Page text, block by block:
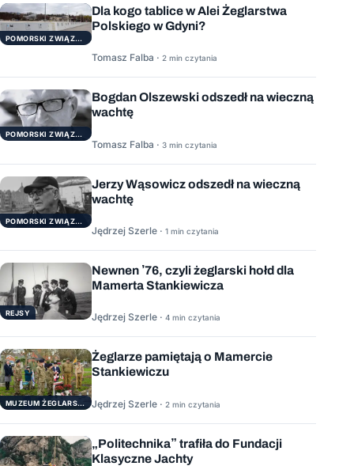
POMORSKI ZWIĄZEK ŻEGLARSKI
Dla kogo tablice w Alei Żeglarstwa
Polskiego w Gdyni?
Tomasz Falba · 2 min czytania
POMORSKI ZWIĄZEK ŻEGLARSKI
Bogdan Olszewski odszedł na wieczną
wachtę
Tomasz Falba · 3 min czytania
POMORSKI ZWIĄZEK ŻEGLARSKI
Jerzy Wąsowicz odszedł na wieczną
wachtę
Jędrzej Szerle · 1 min czytania
REJSY
Newnen ’76, czyli żeglarski hołd dla
Mamerta Stankiewicza
Jędrzej Szerle · 4 min czytania
MUZEUM ŻEGLARSTWA POMORSKIEGO
Żeglarze pamiętają o Mamercie
Stankiewiczu
Jędrzej Szerle · 2 min czytania
„Politechnika” trafiła do Fundacji
Klasyczne Jachty